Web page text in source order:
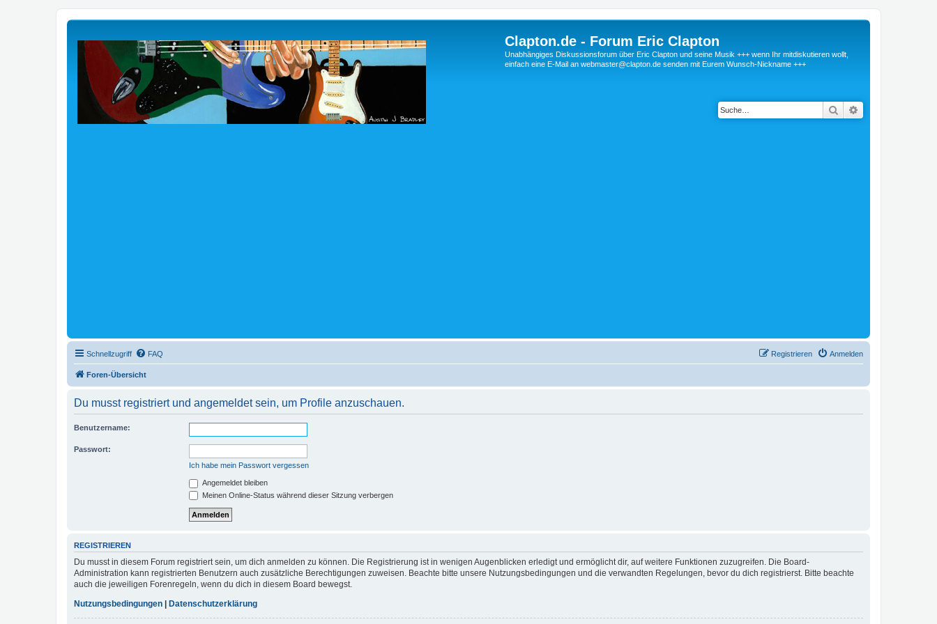
Clapton.de - Forum Eric Clapton
Unabhängiges Diskussionsforum über Eric Clapton und seine Musik +++ wenn Ihr mitdiskutieren wollt,
einfach eine E-Mail an webmaster@clapton.de senden mit Eurem Wunsch-Nickname +++
Suche
Schnellzugriff FAQ Anmelden
Registrieren
Foren-Übersicht
Du musst registriert und angemeldet sein, um Profile anzuschauen.
Benutzername:
Passwort:
Ich habe mein Passwort vergessen
Angemeldet bleiben
Meinen Online-Status während dieser Sitzung verbergen
REGISTRIEREN
Du musst in diesem Forum registriert sein, um dich anmelden zu können. Die Registrierung ist in wenigen Augenblicken erledigt und ermöglicht dir, auf weitere Funktionen zuzugreifen. Die Board-
Administration kann registrierten Benutzern auch zusätzliche Berechtigungen zuweisen. Beachte bitte unsere Nutzungsbedingungen und die verwandten Regelungen, bevor du dich registrierst. Bitte beachte
auch die jeweiligen Forenregeln, wenn du dich in diesem Board bewegst.
Nutzungsbedingungen | Datenschutzerklärung